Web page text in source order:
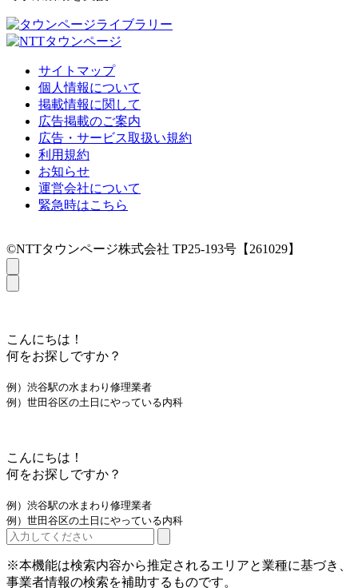
サイトマップ
個人情報について
掲載情報に関して
広告掲載のご案内
広告・サービス取扱い規約
利用規約
お知らせ
運営会社について
緊急時はこちら
©NTTタウンページ株式会社 TP25-193号【261029】
こんにちは！
何をお探しですか？
例）渋谷駅の水まわり修理業者
例）世田谷区の土日にやっている内科
こんにちは！
何をお探しですか？
例）渋谷駅の水まわり修理業者
例）世田谷区の土日にやっている内科
※本機能は検索内容から推定されるエリアと業種に基づき、
事業者情報の検索を補助するものです。